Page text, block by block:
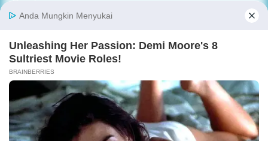
serta terverifikasi dari sumber yang tepat.
Follow Kabarbaru